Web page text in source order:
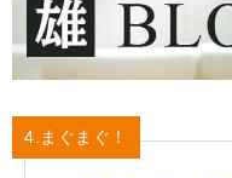
4.まぐまぐ！